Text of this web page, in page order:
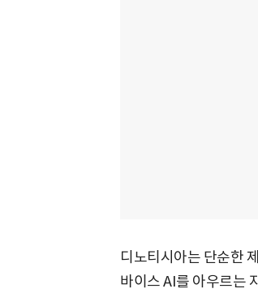
디노티시아는 단순한
바이스 AI를 아우르는